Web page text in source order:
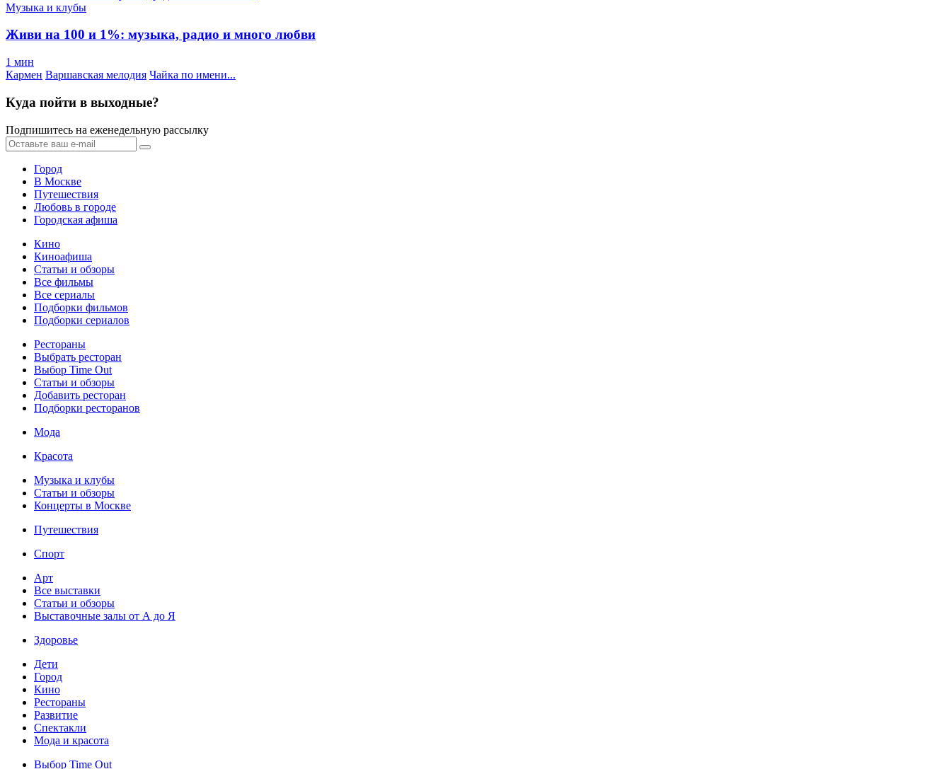
Музыка и клубы
Живи на 100 и 1%: музыка, радио и много любви
1 мин
Кармен Варшавская мелодия Чайка по имени...
Куда пойти в выходные?
Подпишитесь на еженедельную рассылку
Город
В Москве
Путешествия
Любовь в городе
Городская афиша
Кино
Киноафиша
Статьи и обзоры
Все фильмы
Все сериалы
Подборки фильмов
Подборки сериалов
Рестораны
Выбрать ресторан
Выбор Time Out
Статьи и обзоры
Добавить ресторан
Подборки ресторанов
Мода
Красота
Музыка и клубы
Статьи и обзоры
Концерты в Москве
Путешествия
Спорт
Арт
Все выставки
Статьи и обзоры
Выставочные залы от А до Я
Здоровье
Дети
Город
Кино
Рестораны
Развитие
Спектакли
Мода и красота
Выбор Time Out